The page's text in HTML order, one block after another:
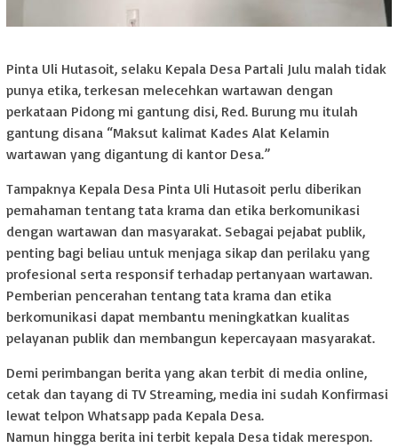
Pinta Uli Hutasoit, selaku Kepala Desa Partali Julu malah tidak
punya etika, terkesan melecehkan wartawan dengan
perkataan Pidong mi gantung disi, Red. Burung mu itulah
gantung disana “Maksut kalimat Kades Alat Kelamin
wartawan yang digantung di kantor Desa.”
Tampaknya Kepala Desa Pinta Uli Hutasoit perlu diberikan
pemahaman tentang tata krama dan etika berkomunikasi
dengan wartawan dan masyarakat. Sebagai pejabat publik,
penting bagi beliau untuk menjaga sikap dan perilaku yang
profesional serta responsif terhadap pertanyaan wartawan.
Pemberian pencerahan tentang tata krama dan etika
berkomunikasi dapat membantu meningkatkan kualitas
pelayanan publik dan membangun kepercayaan masyarakat.
Demi perimbangan berita yang akan terbit di media online,
cetak dan tayang di TV Streaming, media ini sudah Konfirmasi
lewat telpon Whatsapp pada Kepala Desa.
Namun hingga berita ini terbit kepala Desa tidak merespon.